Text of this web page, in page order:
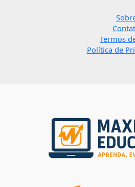
Termos
Política de